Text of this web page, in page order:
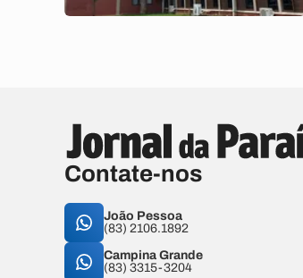
Contate-nos
João Pessoa
(83) 2106.1892
Campina Grande
(83) 3315-3204